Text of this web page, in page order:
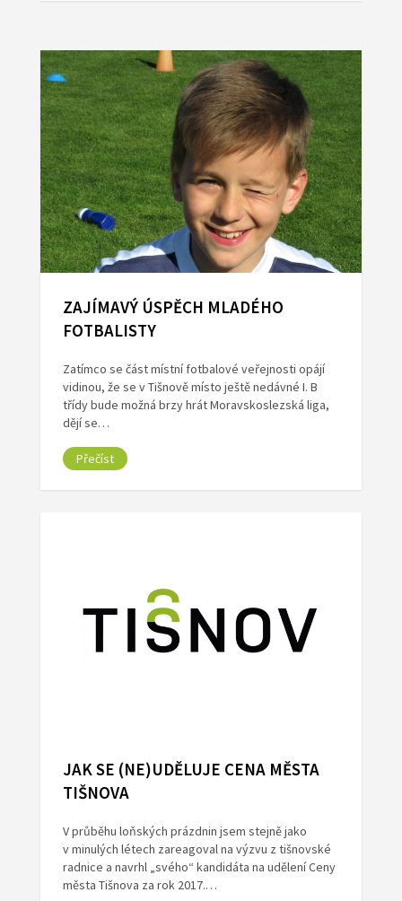
ZAJÍMAVÝ ÚSPĚCH MLADÉHO
FOTBALISTY
Zatímco se část místní fotbalové veřejnosti opájí
vidinou, že se v Tišnově místo ještě nedávné I. B
třídy bude možná brzy hrát Moravskoslezská liga,
dějí se…
Přečíst
JAK SE (NE)UDĚLUJE CENA MĚSTA
TIŠNOVA
V průběhu loňských prázdnin jsem stejně jako
v minulých létech zareagoval na výzvu z tišnovské
radnice a navrhl „svého“ kandidáta na udělení Ceny
města Tišnova za rok 2017.…